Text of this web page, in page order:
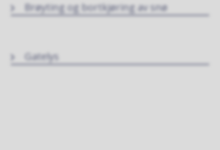
Brøyting og bortkjøring av snø
Gatelys